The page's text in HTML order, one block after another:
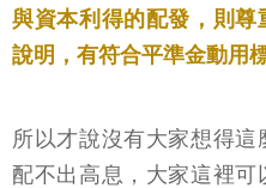
與資本利得的配發，則
說明，有符合平準金動用
所以才說沒有大家想得
配不出高息，大家這裡